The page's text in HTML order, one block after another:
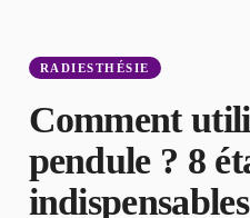
RADIESTHÉSIE
Comment
pendule ? 8
indispensables